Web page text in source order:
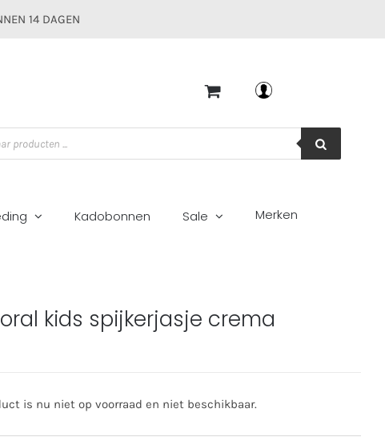
14 DAGEN
Kadobonnen Sale Merken
kids spijkerjasje crema
is nu niet op voorraad en niet beschikbaar.